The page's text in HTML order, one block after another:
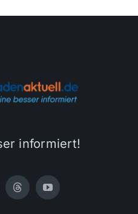
informiert!